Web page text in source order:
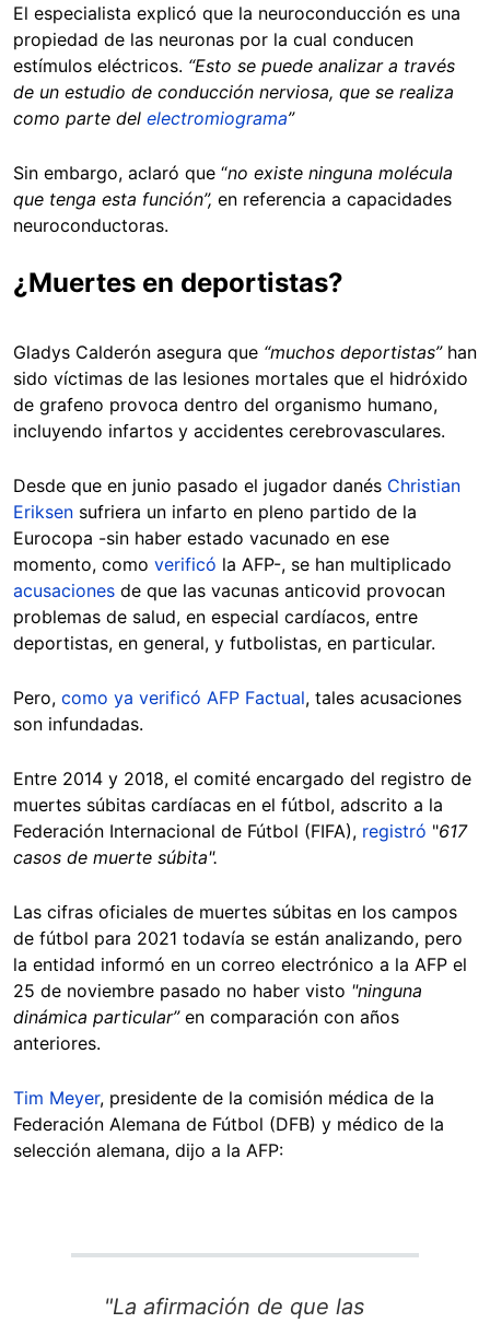
El especialista explicó que la neuroconducción es una
propiedad de las neuronas por la cual conducen
estímulos eléctricos. “Esto se puede analizar a través
de un estudio de conducción nerviosa, que se realiza
como parte del electromiograma”
Sin embargo, aclaró que “no existe ninguna molécula
que tenga esta función”, en referencia a capacidades
neuroconductoras.
¿Muertes en deportistas?
Gladys Calderón asegura que “muchos deportistas”han
sido víctimas de las lesiones mortales que el hidróxido
de grafeno provoca dentro del organismo humano,
incluyendo infartos y accidentes cerebrovasculares.
Desde que en junio pasado el jugador danés Christian
Eriksen sufriera un infarto en pleno partido de la
Eurocopa -sin haber estado vacunado en ese
momento, como verificó la AFP-, se han multiplicado
acusaciones de que las vacunas anticovid provocan
problemas de salud, en especial cardíacos, entre
deportistas, en general, y futbolistas, en particular.
Pero, como ya verificó AFP Factual, tales acusaciones
son infundadas.
Entre 2014 y 2018, el comité encargado del registro de
muertes súbitas cardíacas en el fútbol, adscrito a la
Federación Internacional de Fútbol (FIFA), registró "617
casos de muerte súbita".
Las cifras oficiales de muertes súbitas en los campos
de fútbol para 2021 todavía se están analizando, pero
la entidad informó en un correo electrónico a la AFP el
25 de noviembre pasado no haber visto "ninguna
dinámica particular”en comparación con años
anteriores.
Tim Meyer, presidente de la comisión médica de la
Federación Alemana de Fútbol (DFB) y médico de la
selección alemana, dijo a la AFP:
"La afirmación de que las